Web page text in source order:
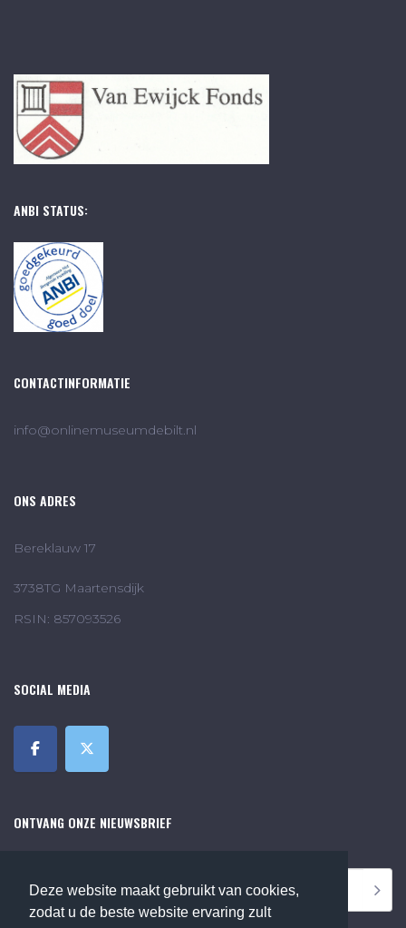
Deze website maakt gebruikt van cookies,
zodat u de beste website ervaring zult
ANBI STATUS:
CONTACTINFORMATIE
info@onlinemuseumdebilt.nl
ONS ADRES
Bereklauw 17
3738TG Maartensdijk
RSIN: 857093526
SOCIAL MEDIA
ONTVANG ONZE NIEUWSBRIEF